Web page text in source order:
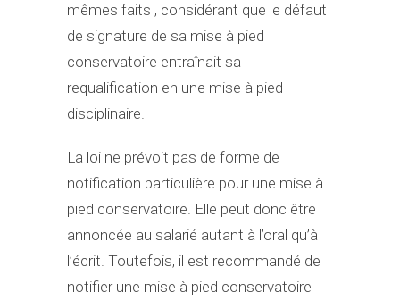
mêmes faits , considérant que le défaut
de signature de sa mise à pied
conservatoire entraînait sa
requalification en une mise à pied
disciplinaire.
La loi ne prévoit pas de forme de
notification particulière pour une mise à
pied conservatoire. Elle peut donc être
annoncée au salarié autant à l’oral qu’à
l’écrit. Toutefois, il est recommandé de
notifier une mise à pied conservatoire